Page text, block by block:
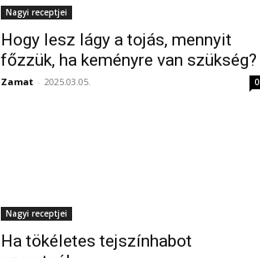
Nagyi receptjei
Hogy lesz lágy a tojás, mennyit
főzzük, ha keményre van szükség?
Zamat - 2025.03.05. 0
Nagyi receptjei
Ha tökéletes tejszínhabot